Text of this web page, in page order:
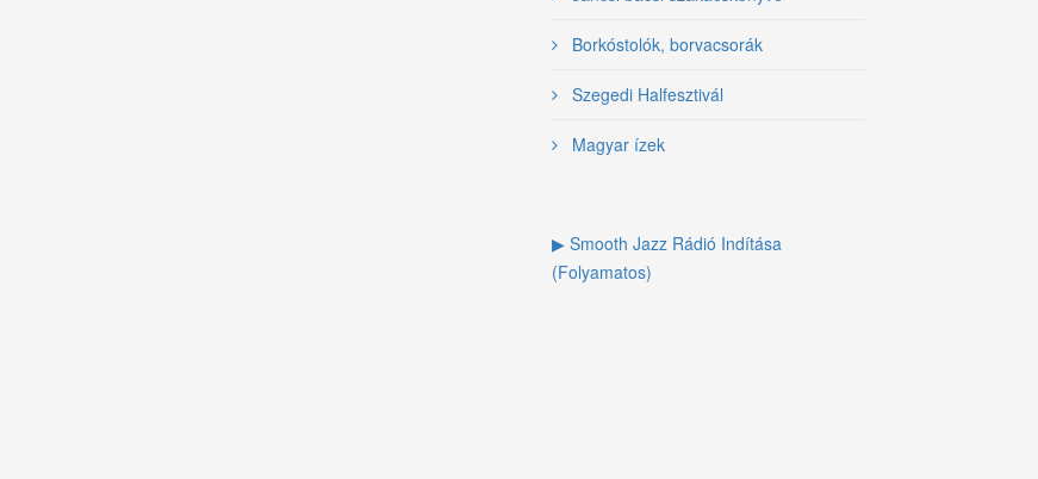
Borkóstolók, borvacsorák
Szegedi Halfesztivál
Magyar ízek
▶ Smooth Jazz Rádió Indítása
(Folyamatos)